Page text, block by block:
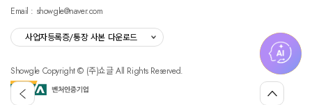
뒤
섭
외
공
맨
위
Email : showgle@naver.com
사업자등록증/통장 사본 다운로드
Showgle Copyright © (주)쇼글 All Rights Reserved.